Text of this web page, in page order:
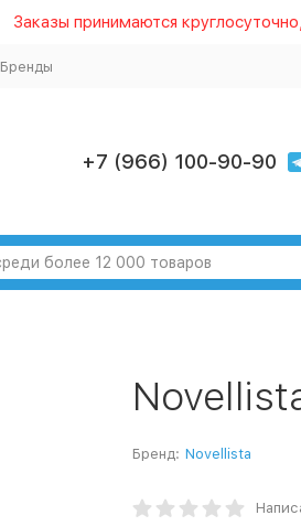
Заказы принимаются
Бренды
+7 (966) 100-90-90
Бренд: Novellista